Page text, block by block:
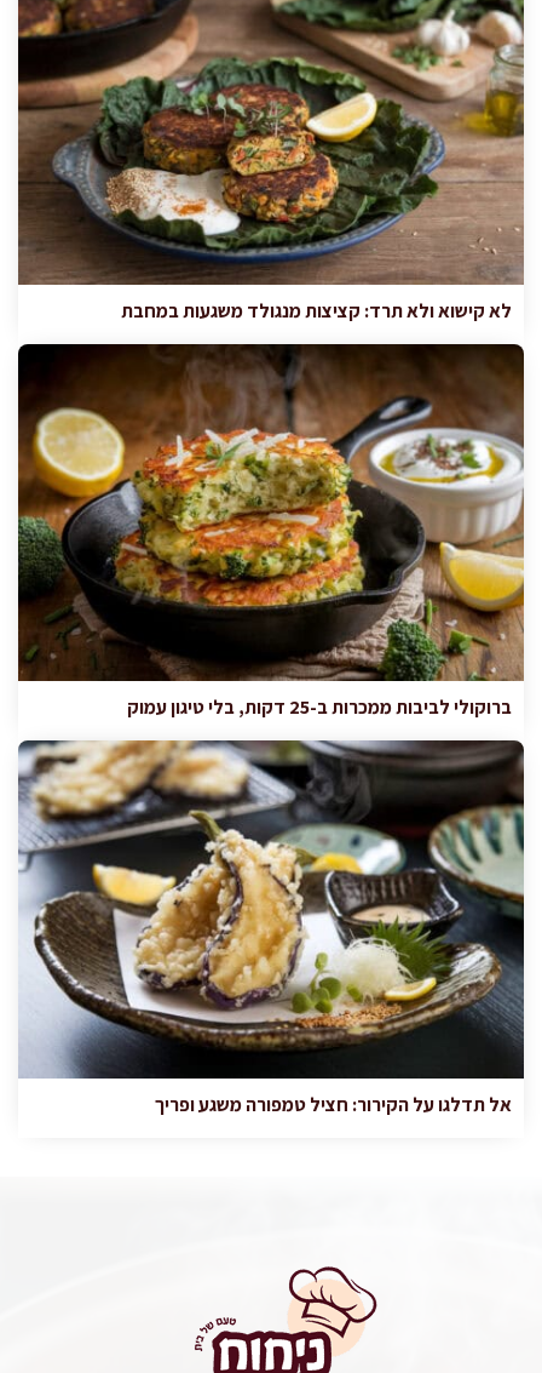
לא קישוא ולא תרד: קציצות מנגולד משגעות במחבת
ברוקולי לביבות ממכרות ב-25 דקות, בלי טיגון עמוק
אל תדלגו על הקירור: חציל טמפורה משגע ופריך